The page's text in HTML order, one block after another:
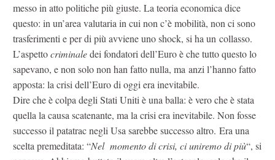
messo in atto politiche più giuste. La teoria economica dice
questo: in un’area valutaria in cui non c’è mobilità, non ci sono
trasferimenti e per di più avviene uno shock, si ha un collasso.
L’aspettocriminaledei fondatori dell’Euro è che tutto questo lo
sapevano, e non solo non han fatto nulla, ma anzi l’hanno fatto
apposta: la crisi dell’Euro di oggi era inevitabile.
Dire che è colpa degli Stati Uniti è una balla: è vero che è stata
quella la causa scatenante, ma la crisi era inevitabile. Non fosse
successo il patatrac negli Usa sarebbe successo altro. Era una
scelta premeditata: “Nel momento di crisi, ci uniremo di più“, si